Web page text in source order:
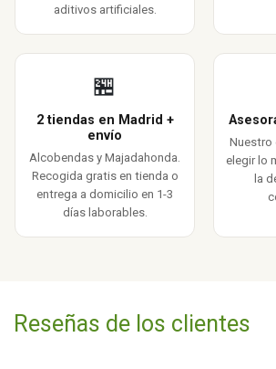
aditivos artificiales.
🏪
2 tiendas en Madrid +
envío
Alcobendas y Majadahonda.
Recogida gratis en tienda o
entrega a domicilio en 1-3
días laborables.
Nuestro
elegir lo
la
Reseñas de los clientes